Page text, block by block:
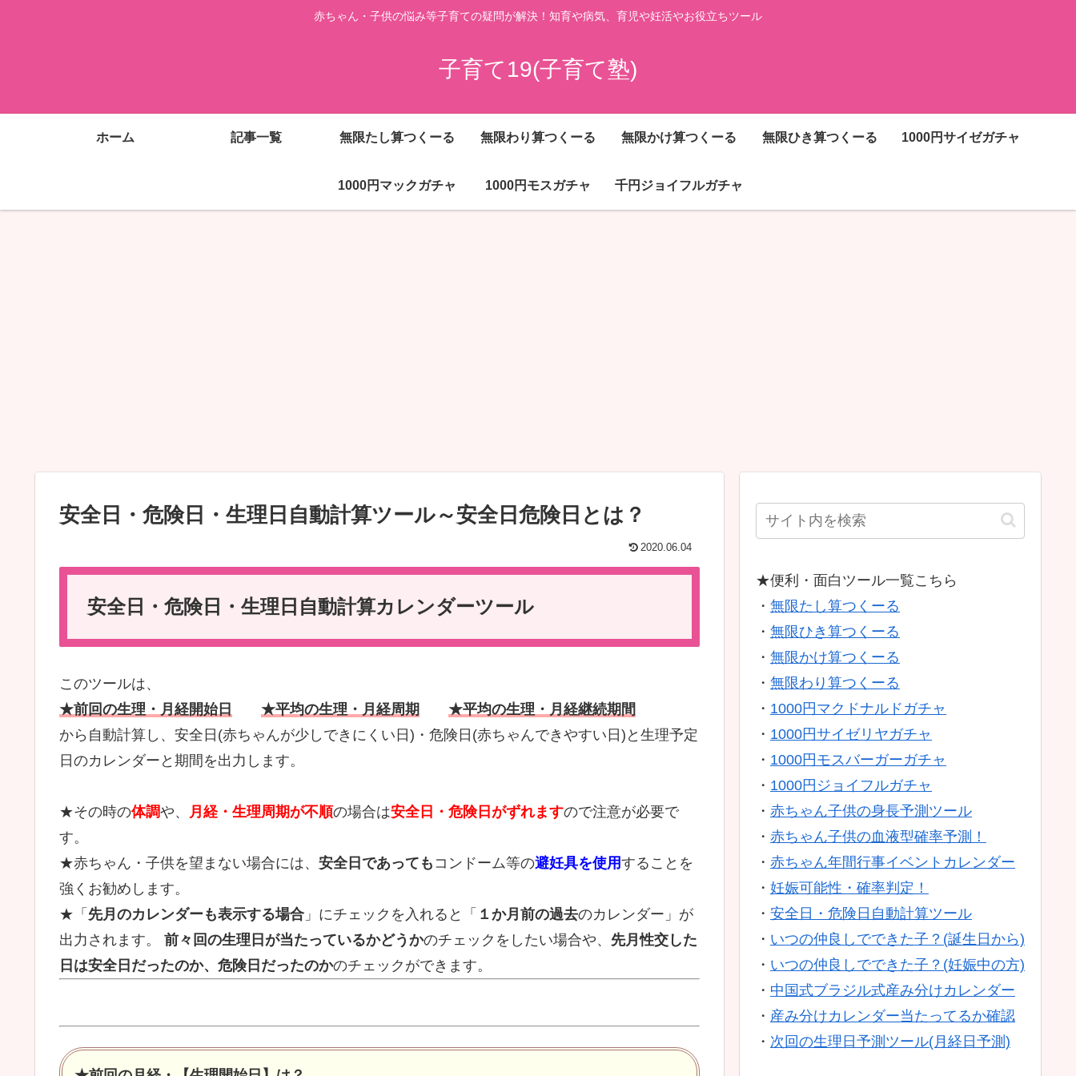
赤ちゃん・子供の悩み等子育ての疑問が解決！知育や病気、育児や妊活やお役立ちツール
子育て19(子育て塾)
ホーム 記事一覧 無限たし算つくーる 無限わり算つくーる 無限かけ算つくーる 無限ひき算つくーる 1000円サイゼガチャ
1000円マックガチャ 1000円モスガチャ 千円ジョイフルガチャ
安全日・危険日・生理日自動計算ツール～安全日危険日とは？
2020.06.04
安全日・危険日・生理日自動計算カレンダーツール
このツールは、
★前回の生理・月経開始日
★平均の生理・月経周期
★平均の生理・月経継続期間
から自動計算し、安全日(赤ちゃんが少しできにくい日)・危険日(赤ちゃんできやすい日)と生理予定
日のカレンダーと期間を出力します。
★その時の体調や、 月経・生理周期が不順の場合は安全日・危険日がずれますので注意が必要で
す。
★赤ちゃん・子供を望まない場合には、 安全日であっても コンドーム等の避妊具を使用することを
強くお勧めします。
★「 先月のカレンダーも表示する場合 」にチェックを入れると「 １か月前の過去のカレンダー」が
出力されます。 前々回の生理日が当たっているかどうかのチェックをしたい場合や、 先月性交した
日は安全日だったのか、危険日だったのかのチェックができます。
★便利・面白ツール一覧こちら
・ 無限たし算つくーる
・ 無限ひき算つくーる
・ 無限かけ算つくーる
・ 無限わり算つくーる
・ 1000円マクドナルドガチャ
・ 1000円サイゼリヤガチャ
・ 1000円モスバーガーガチャ
・ 1000円ジョイフルガチャ
・ 赤ちゃん子供の身長予測ツール
・ 赤ちゃん子供の血液型確率予測！
・ 赤ちゃん年間行事イベントカレンダー
・ 妊娠可能性・確率判定！
・ 安全日・危険日自動計算ツール
・ いつの仲良しでできた子？(誕生日から)
・ いつの仲良しでできた子？(妊娠中の方)
・ 中国式ブラジル式産み分けカレンダー
・ 産み分けカレンダー当たってるか確認
・ 次回の生理日予測ツール(月経日予測)